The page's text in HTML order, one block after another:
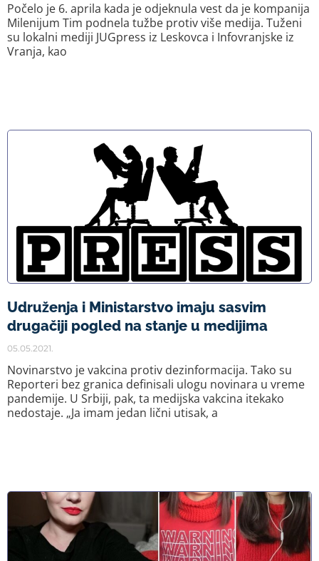
Počelo je 6. aprila kada je odjeknula vest da je kompanija
Milenijum Tim podnela tužbe protiv više medija. Tuženi
su lokalni mediji JUGpress iz Leskovca i Infovranjske iz
Vranja, kao
Udruženja i Ministarstvo imaju sasvim
drugačiji pogled na stanje u medijima
05.05.2021.
Novinarstvo je vakcina protiv dezinformacija. Tako su
Reporteri bez granica definisali ulogu novinara u vreme
pandemije. U Srbiji, pak, ta medijska vakcina itekako
nedostaje. „Ja imam jedan lični utisak, a